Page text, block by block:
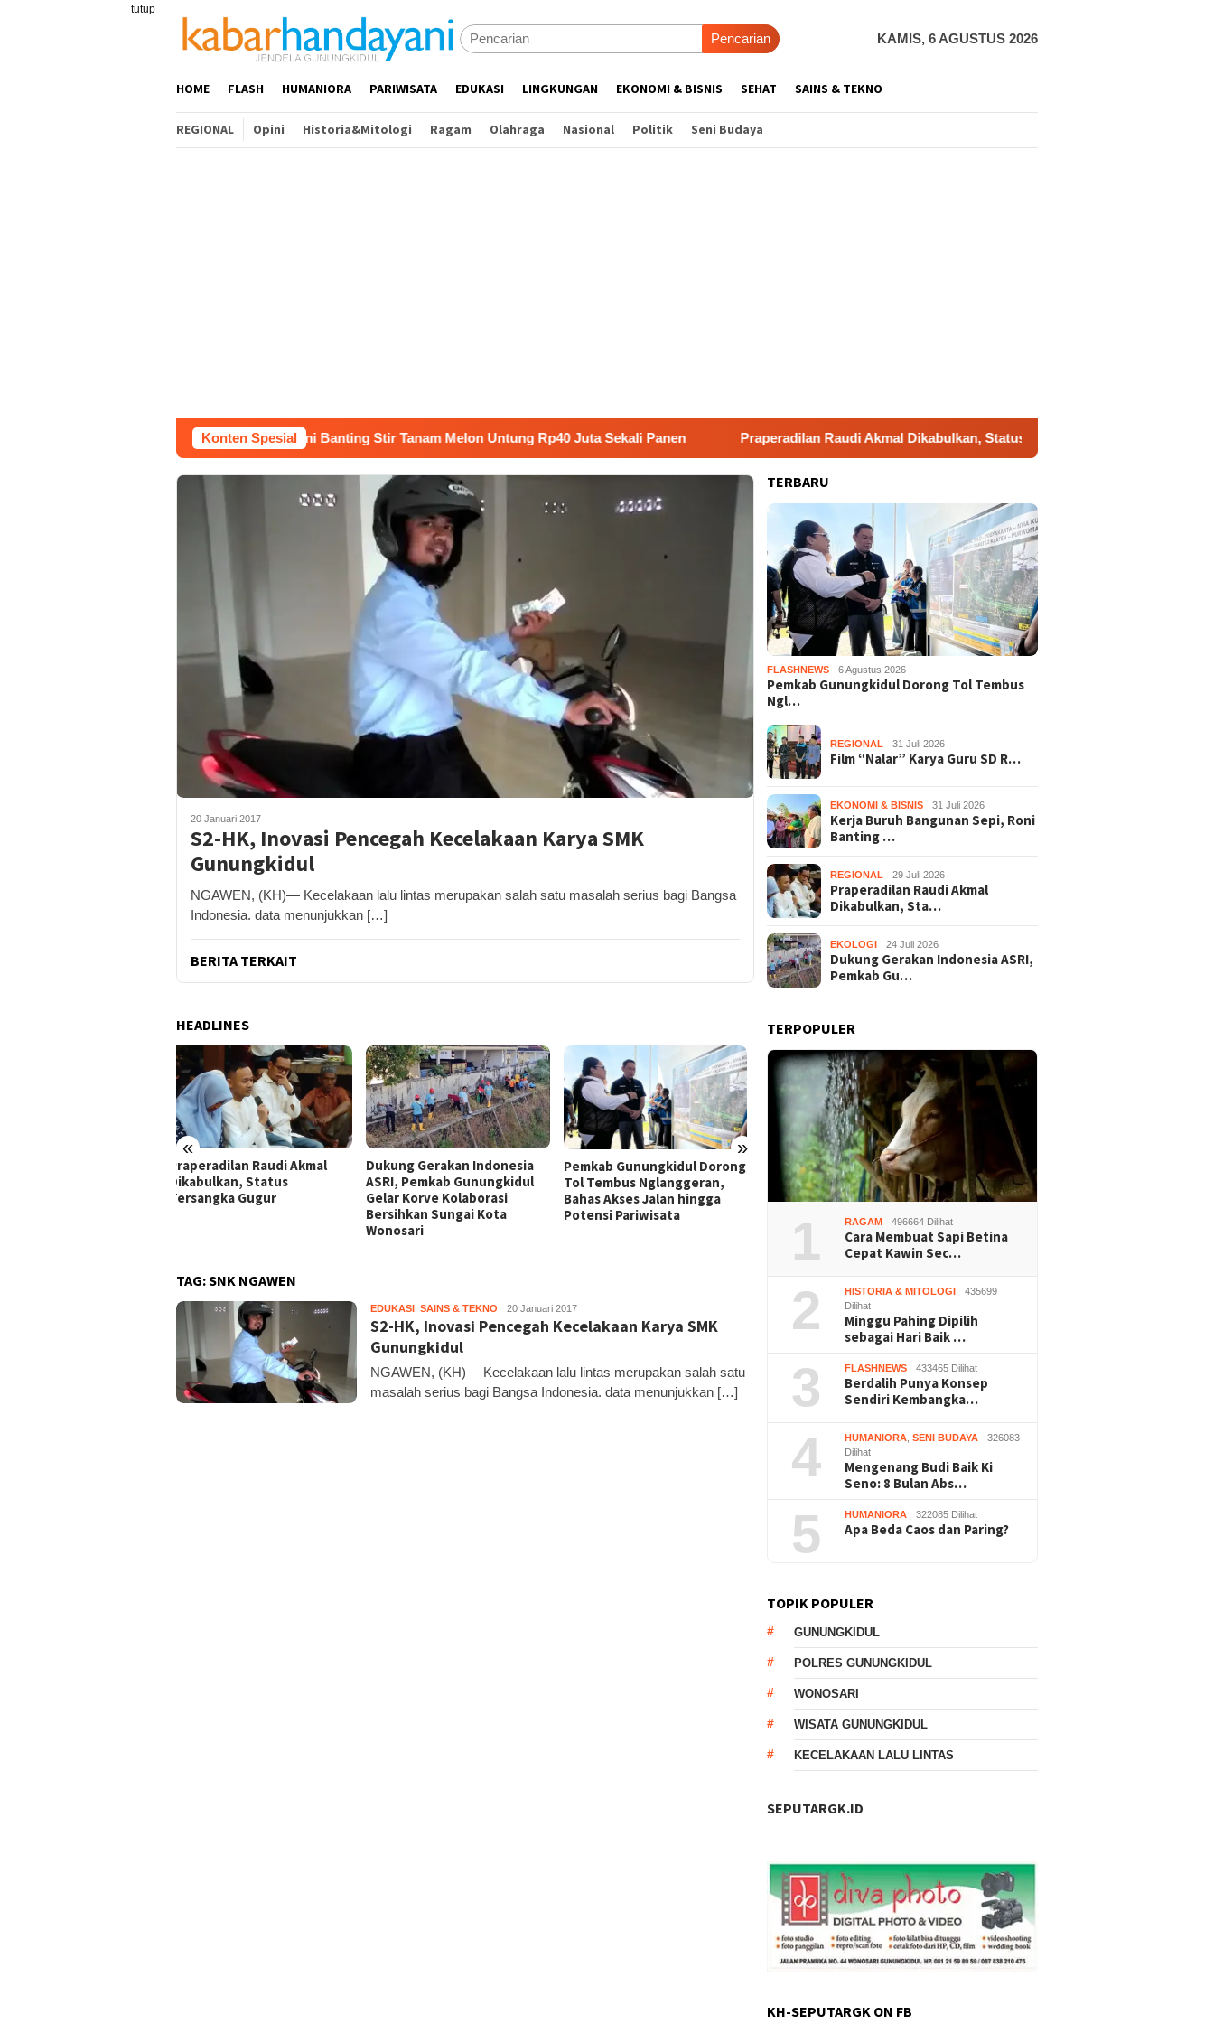
tutup
Pencarian KAMIS, 6 AGUSTUS 2026
HOME FLASH HUMANIORA PARIWISATA EDUKASI LINGKUNGAN EKONOMI & BISNIS SEHAT SAINS & TEKNO
REGIONAL Opini Historia&Mitologi Ragam Olahraga Nasional Politik Seni Budaya
Konten Spesial
Kerja Buruh Bangunan Sepi, Roni Banting Stir Tanam Melon Untung Rp40 Juta Sekali Panen Praperadilan Raudi Akmal Dikabulkan, Status Tersangka Gugur
20 Januari 2017
S2-HK, Inovasi Pencegah Kecelakaan Karya SMK
Gunungkidul
NGAWEN, (KH)— Kecelakaan lalu lintas merupakan salah satu masalah serius bagi Bangsa
Indonesia. data menunjukkan […]
BERITA TERKAIT
HEADLINES
« »
Dukung Gerakan Indonesia
ASRI, Pemkab Gunungkidul
Gelar Korve Kolaborasi
Pemkab Gunungkidul Dorong
Tol Tembus Nglanggeran,
Bahas Akses Jalan hingga
Potensi Pariwisata
Film “Nalar” Karya Guru SD
Raih Juara 1 Lomba Video
Literasi Gunungkidul 2026
Kerja Buruh Bangunan Sepi,
Roni Banting Stir Tanam
Melon Untung Rp40 Juta
Sekali Panen
Praperadilan Raudi Akmal
Dikabulkan, Status
Tersangka Gugur
TAG:SNK NGAWEN
EDUKASI , SAINS & TEKNO Kandar
20 Januari 2017
S2-HK, Inovasi Pencegah Kecelakaan Karya SMK
Gunungkidul
NGAWEN, (KH)— Kecelakaan lalu lintas merupakan salah satu
masalah serius bagi Bangsa Indonesia. data menunjukkan […]
TERBARU
FLASHNEWS 6 Agustus 2026
Pemkab Gunungkidul Dorong Tol Tembus
Ngl…
REGIONAL 31 Juli 2026
Film “Nalar” Karya Guru SD R…
EKONOMI & BISNIS 31 Juli 2026
Kerja Buruh Bangunan Sepi, Roni
Banting …
REGIONAL 29 Juli 2026
Praperadilan Raudi Akmal
Dikabulkan, Sta…
EKOLOGI 24 Juli 2026
Dukung Gerakan Indonesia ASRI,
Pemkab Gu…
TERPOPULER
1 RAGAM 496664 Dilihat
Cara Membuat Sapi Betina
Cepat Kawin Sec…
2 HISTORIA & MITOLOGI
435699
Dilihat
Minggu Pahing Dipilih
sebagai Hari Baik …
3 FLASHNEWS 433465 Dilihat
Berdalih Punya Konsep
Sendiri Kembangka…
4 HUMANIORA ,SENI BUDAYA
326083
Dilihat
Mengenang Budi Baik Ki
Seno: 8 Bulan Abs…
5 HUMANIORA 322085 Dilihat
Apa Beda Caos dan Paring?
TOPIK POPULER
GUNUNGKIDUL
POLRES GUNUNGKIDUL
WONOSARI
WISATA GUNUNGKIDUL
KECELAKAAN LALU LINTAS
SEPUTARGK.ID
KH-SEPUTARGK ON FB